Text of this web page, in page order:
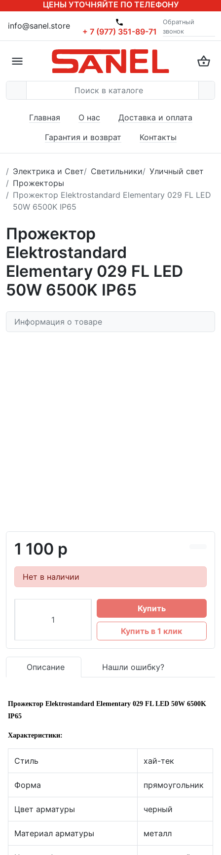
ЦЕНЫ УТОЧНЯЙТЕ ПО ТЕЛЕФОНУ
info@sanel.store
+ 7 (977) 351-89-71
Обратный
звонок
Главная О нас
Доставка и оплата
Гарантия и возврат
Контакты
Электрика и Свет Светильники
Уличный свет
Прожекторы
Прожектор Elektrostandard Elementary 029 FL LED
50W 6500K IP65
Прожектор
Elektrostandard
Elementary 029 FL LED
50W 6500K IP65
Информация о товаре
1 100 р
Нет в наличии
Купить
Купить в 1 клик
Описание Нашли ошибку?
Прожектор Elektrostandard Elementary 029 FL LED 50W 6500K
IP65
Характеристики:
Стиль хай-тек
Форма прямоугольник
Цвет арматуры черный
Материал арматуры металл